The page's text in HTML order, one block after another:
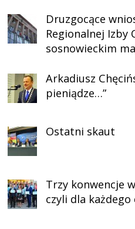
Druzgocące
Regionalnej Izby
sosnowieckim
Arkadiusz
pieniądze…”
Ostatni skaut
Trzy konwencje
czyli dla każdego